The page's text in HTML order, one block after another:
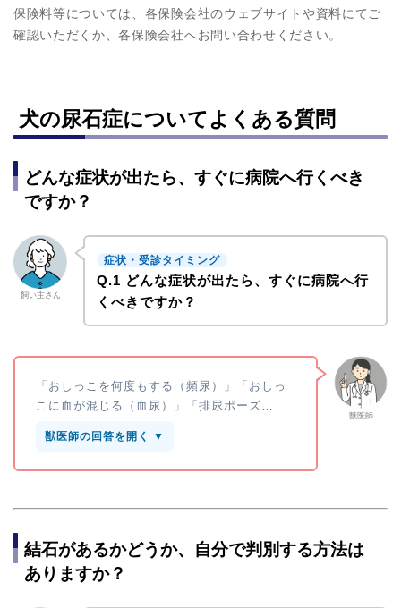
保険料等については、各保険会社のウェブサイトや資料にてご
確認いただくか、各保険会社へお問い合わせください。
犬の尿石症についてよくある質問
どんな症状が出たら、すぐに病院へ行くべき
ですか？
飼い主さん
症状・受診タイミング
Q.1 どんな症状が出たら、すぐに病院へ行
くべきですか？
獣医師
「おしっこを何度もする（頻尿）」「おしっ
こに血が混じる（血尿）」「排尿ポーズ…
獣医師の回答を開く ▼
結石があるかどうか、自分で判別する方法は
ありますか？